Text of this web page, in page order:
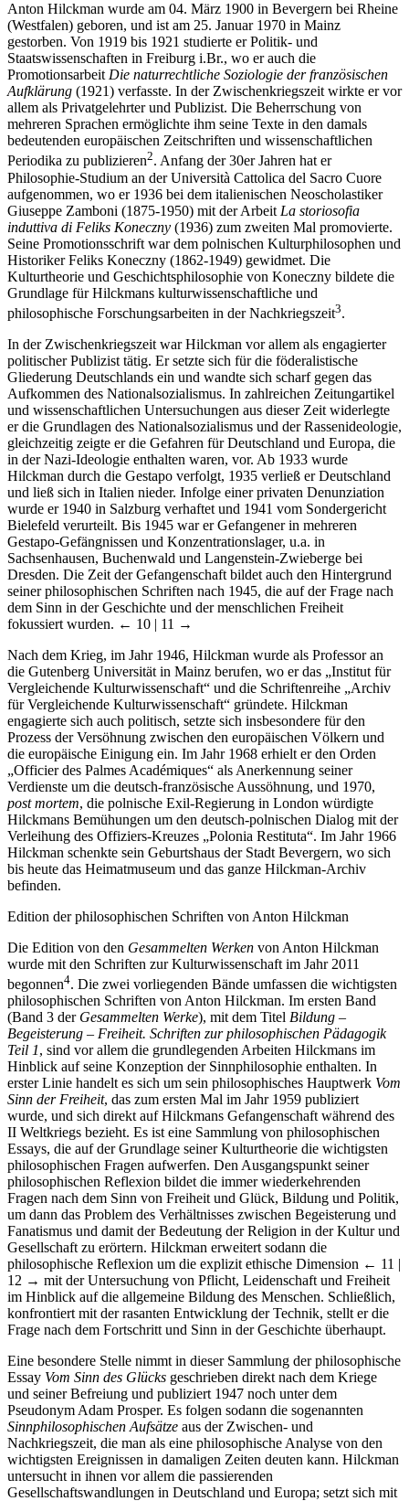
Anton Hilckman wurde am 04. März 1900 in Bevergern bei Rheine
(Westfalen) geboren, und ist am 25. Januar 1970 in Mainz
gestorben. Von 1919 bis 1921 studierte er Politik- und
Staatswissenschaften in Freiburg i.Br., wo er auch die
Promotionsarbeit Die naturrechtliche Soziologie der französischen
Aufklärung (1921) verfasste. In der Zwischenkriegszeit wirkte er vor
allem als Privatgelehrter und Publizist. Die Beherrschung von
mehreren Sprachen ermöglichte ihm seine Texte in den damals
bedeutenden europäischen Zeitschriften und wissenschaftlichen
Periodika zu publizieren2. Anfang der 30er Jahren hat er
Philosophie-Studium an der Università Cattolica del Sacro Cuore
aufgenommen, wo er 1936 bei dem italienischen Neoscholastiker
Giuseppe Zamboni (1875-1950) mit der Arbeit La storiosofia
induttiva di Feliks Koneczny (1936) zum zweiten Mal promovierte.
Seine Promotionsschrift war dem polnischen Kulturphilosophen und
Historiker Feliks Koneczny (1862-1949) gewidmet. Die
Kulturtheorie und Geschichtsphilosophie von Koneczny bildete die
Grundlage für Hilckmans kulturwissenschaftliche und
philosophische Forschungsarbeiten in der Nachkriegszeit3.
In der Zwischenkriegszeit war Hilckman vor allem als engagierter
politischer Publizist tätig. Er setzte sich für die föderalistische
Gliederung Deutschlands ein und wandte sich scharf gegen das
Aufkommen des Nationalsozialismus. In zahlreichen Zeitungartikel
und wissenschaftlichen Untersuchungen aus dieser Zeit widerlegte
er die Grundlagen des Nationalsozialismus und der Rassenideologie,
gleichzeitig zeigte er die Gefahren für Deutschland und Europa, die
in der Nazi-Ideologie enthalten waren, vor. Ab 1933 wurde
Hilckman durch die Gestapo verfolgt, 1935 verließ er Deutschland
und ließ sich in Italien nieder. Infolge einer privaten Denunziation
wurde er 1940 in Salzburg verhaftet und 1941 vom Sondergericht
Bielefeld verurteilt. Bis 1945 war er Gefangener in mehreren
Gestapo-Gefängnissen und Konzentrationslager, u.a. in
Sachsenhausen, Buchenwald und Langenstein-Zwieberge bei
Dresden. Die Zeit der Gefangenschaft bildet auch den Hintergrund
seiner philosophischen Schriften nach 1945, die auf der Frage nach
dem Sinn in der Geschichte und der menschlichen Freiheit
fokussiert wurden. ← 10 | 11 →
Nach dem Krieg, im Jahr 1946, Hilckman wurde als Professor an
die Gutenberg Universität in Mainz berufen, wo er das „Institut für
Vergleichende Kulturwissenschaft“ und die Schriftenreihe „Archiv
für Vergleichende Kulturwissenschaft“ gründete. Hilckman
engagierte sich auch politisch, setzte sich insbesondere für den
Prozess der Versöhnung zwischen den europäischen Völkern und
die europäische Einigung ein. Im Jahr 1968 erhielt er den Orden
„Officier des Palmes Académiques“ als Anerkennung seiner
Verdienste um die deutsch-französische Aussöhnung, und 1970,
post mortem, die polnische Exil-Regierung in London würdigte
Hilckmans Bemühungen um den deutsch-polnischen Dialog mit der
Verleihung des Offiziers-Kreuzes „Polonia Restituta“. Im Jahr 1966
Hilckman schenkte sein Geburtshaus der Stadt Bevergern, wo sich
bis heute das Heimatmuseum und das ganze Hilckman-Archiv
befinden.
Edition der philosophischen Schriften von Anton Hilckman
Die Edition von den Gesammelten Werken von Anton Hilckman
wurde mit den Schriften zur Kulturwissenschaft im Jahr 2011
begonnen4. Die zwei vorliegenden Bände umfassen die wichtigsten
philosophischen Schriften von Anton Hilckman. Im ersten Band
(Band 3 der Gesammelten Werke), mit dem Titel Bildung –
Begeisterung – Freiheit. Schriften zur philosophischen Pädagogik
Teil 1, sind vor allem die grundlegenden Arbeiten Hilckmans im
Hinblick auf seine Konzeption der Sinnphilosophie enthalten. In
erster Linie handelt es sich um sein philosophisches Hauptwerk Vom
Sinn der Freiheit, das zum ersten Mal im Jahr 1959 publiziert
wurde, und sich direkt auf Hilckmans Gefangenschaft während des
II Weltkriegs bezieht. Es ist eine Sammlung von philosophischen
Essays, die auf der Grundlage seiner Kulturtheorie die wichtigsten
philosophischen Fragen aufwerfen. Den Ausgangspunkt seiner
philosophischen Reflexion bildet die immer wiederkehrenden
Fragen nach dem Sinn von Freiheit und Glück, Bildung und Politik,
um dann das Problem des Verhältnisses zwischen Begeisterung und
Fanatismus und damit der Bedeutung der Religion in der Kultur und
Gesellschaft zu erörtern. Hilckman erweitert sodann die
philosophische Reflexion um die explizit ethische Dimension ← 11 |
12 → mit der Untersuchung von Pflicht, Leidenschaft und Freiheit
im Hinblick auf die allgemeine Bildung des Menschen. Schließlich,
konfrontiert mit der rasanten Entwicklung der Technik, stellt er die
Frage nach dem Fortschritt und Sinn in der Geschichte überhaupt.
Eine besondere Stelle nimmt in dieser Sammlung der philosophische
Essay Vom Sinn des Glücks geschrieben direkt nach dem Kriege
und seiner Befreiung und publiziert 1947 noch unter dem
Pseudonym Adam Prosper. Es folgen sodann die sogenannten
Sinnphilosophischen Aufsätze aus der Zwischen- und
Nachkriegszeit, die man als eine philosophische Analyse von den
wichtigsten Ereignissen in damaligen Zeiten deuten kann. Hilckman
untersucht in ihnen vor allem die passierenden
Gesellschaftswandlungen in Deutschland und Europa; setzt sich mit